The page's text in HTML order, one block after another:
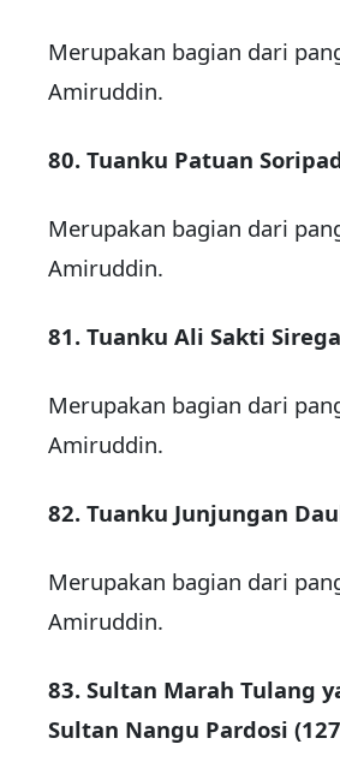
Merupakan bagian dari
Amiruddin.
80. Tuanku Patuan
Merupakan bagian dari
Amiruddin.
81. Tuanku Ali Sakti
Merupakan bagian dari
Amiruddin.
82. Tuanku Junjungan
Merupakan bagian dari
Amiruddin.
83. Sultan Marah Tulang
Sultan Nangu Pardosi